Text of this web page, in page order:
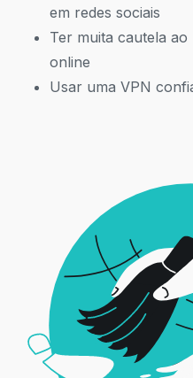
em redes sociais
Ter muita cautela
online
Usar uma VPN